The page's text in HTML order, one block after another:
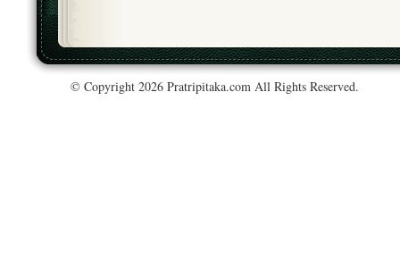
© Copyright 2026 Pratripitaka.com All Rights Reserved.